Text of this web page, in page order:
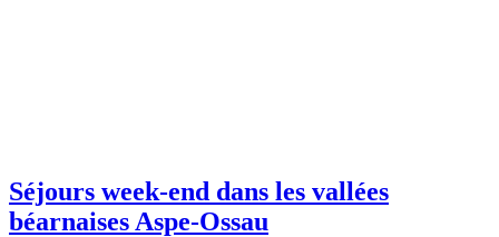
Séjours week-end dans les vallées
béarnaises Aspe-Ossau